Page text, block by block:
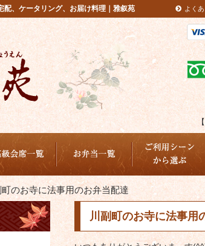
配、ケータリング、お届け料理｜雅叙苑 よく
法・配達エリア 配達エリア
のお寺に法事用のお弁当配達
川副町のお寺に法事用